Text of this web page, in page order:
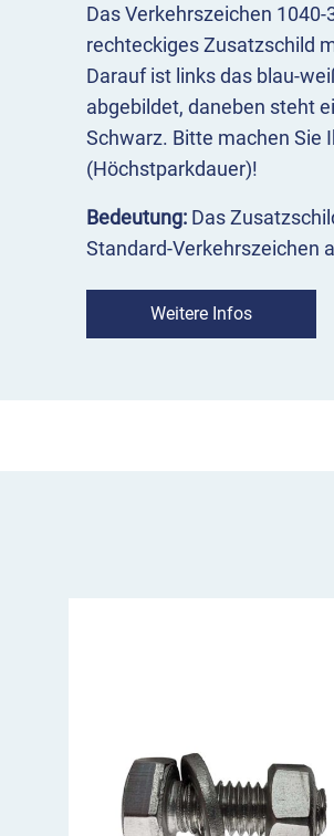
Das Verkehrszeichen 1040-
rechteckiges Zusatzschild
Darauf ist links das blau-
abgebildet, daneben steht
Schwarz. Bitte machen Sie
(Höchstparkdauer)!
Bedeutung: Das
Standard-Verkehrszeichen
Verkehrsteilnehmende nur
angegebene Stundenzahl
bezieht sich auf das
Weitere Infos